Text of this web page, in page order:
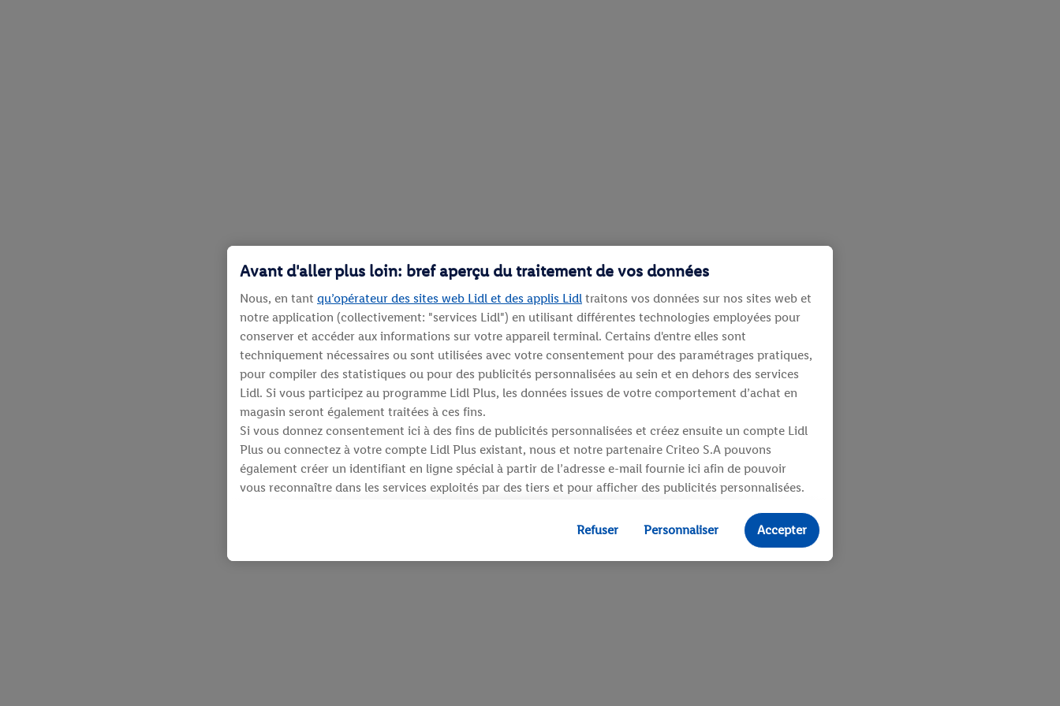
Avant d'aller plus loin: bref aperçu du traitement de vos données
Nous, en tant qu’opérateur des sites web Lidl et des applis Lidl traitons vos données sur nos sites web et
notre application (collectivement: "services Lidl") en utilisant différentes technologies employées pour
conserver et accéder aux informations sur votre appareil terminal. Certains d'entre elles sont
techniquement nécessaires ou sont utilisées avec votre consentement pour des paramétrages pratiques,
pour compiler des statistiques ou pour des publicités personnalisées au sein et en dehors des services
Lidl. Si vous participez au programme Lidl Plus, les données issues de votre comportement d’achat en
magasin seront également traitées à ces fins.
Si vous donnez consentement ici à des fins de publicités personnalisées et créez ensuite un compte Lidl
Plus ou connectez à votre compte Lidl Plus existant, nous et notre partenaire Criteo S.A pouvons
également créer un identifiant en ligne spécial à partir de l’adresse e-mail fournie ici afin de pouvoir
vous reconnaître dans les services exploités par des tiers et pour afficher des publicités personnalisées.
identifiants qui vous sont attribués et dont dispose Criteo S.A.
Sous réserve de votre accord, les publicités liées au reciblage, c’est-à-dire des publicités pour des
produits pour lesquels vous avez montré de l’intérêt (par exemple en plaçant le produit dans un panier
Refuser Personnaliser Accepter